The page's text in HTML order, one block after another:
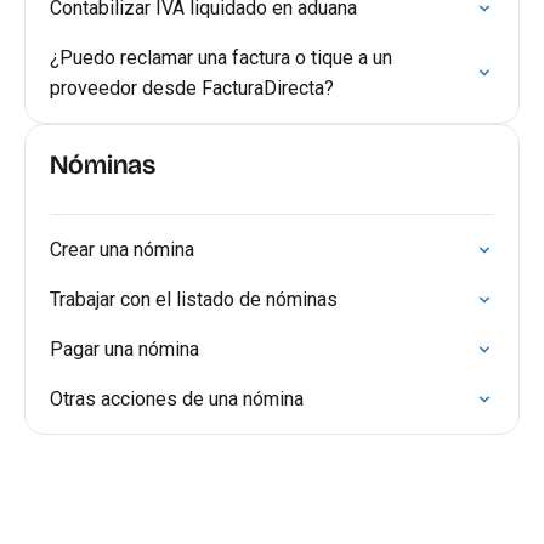
Contabilizar IVA liquidado en aduana
¿Puedo reclamar una factura o tique a un
proveedor desde FacturaDirecta?
Nóminas
Crear una nómina
Trabajar con el listado de nóminas
Pagar una nómina
Otras acciones de una nómina